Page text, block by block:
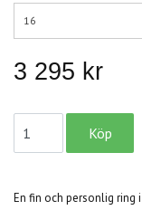
16
3 295 kr
En fin och personlig ring